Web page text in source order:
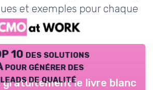
et exemples pour chaque
10 des solutions
pour générer des
leads de qualité
gratuitement le livre blanc